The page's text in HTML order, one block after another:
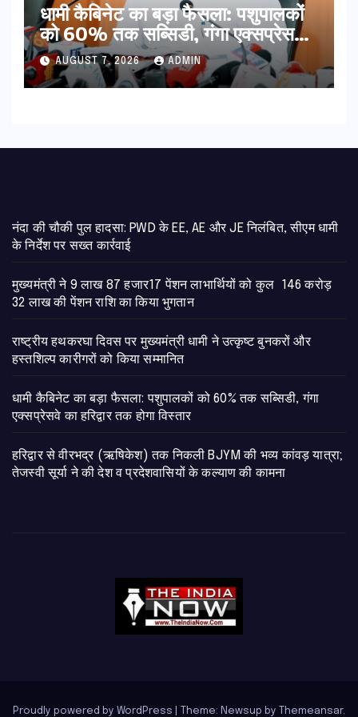
​धामी कैबिनेट का बड़ा फैसला: पशुपालकों
को 60% तक सब्सिडी, गंगा एक्सप्रेसवे
का हरिद्वार तक होगा विस्तार
AUGUST 7, 2026 ADMIN
नंदा की चौकी पुल हादसा: PWD के EE, AE और JE निलंबित, सीएम धामी
के निर्देश पर सख्त कार्रवाई
मुख्यमंत्री ने 9 लाख 87 हजार17 पेंशन लाभार्थियों को कुल 146 करोड़
32 लाख की पेंशन राशि का किया भुगतान
राष्ट्रीय हथकरघा दिवस पर मुख्यमंत्री धामी ने उत्कृष्ट बुनकरों और
हस्तशिल्प कारीगरों को किया सम्मानित
​धामी कैबिनेट का बड़ा फैसला: पशुपालकों को 60% तक सब्सिडी, गंगा
एक्सप्रेसवे का हरिद्वार तक होगा विस्तार
​हरिद्वार से वीरभद्र (ऋषिकेश) तक निकली BJYM की भव्य कांवड़ यात्रा;
तेजस्वी सूर्या ने की देश व प्रदेशवासियों के कल्याण की कामना
Proudly powered by WordPress Theme: Newsup by Themeansar.